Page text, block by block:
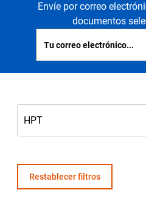
Acerca de
Seleccione una zona
Carreras profesionales
Póngase en contacto
Envíe por correo
documentos
Restablecer filtros